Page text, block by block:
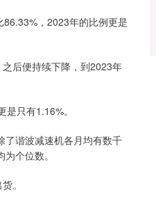
，2023年的比例更是
后便持续下降，到2023年
只有1.16%。
了谐波减速机各月均有数千
个位数。
。